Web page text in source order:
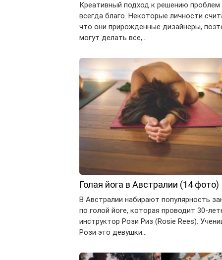
Креативный подход к решению проблем
всегда благо. Некоторые личности
что они прирожденные дизайнеры,
могут делать все,…
Голая йога в Австралии (14 фото)
В Австралии набирают популярность
по голой йоге, которая проводит 30-
инструктор Рози Риз (Rosie Rees).
Рози это девушки…